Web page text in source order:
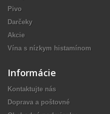
Pivo
Darčeky
Akcie
Vína s nízkym histamínom
Informácie
Kontaktujte nás
Doprava a poštovné